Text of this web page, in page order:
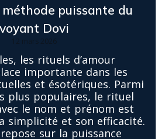
méthode puissante du
voyant Dovi
les rituels d’amour
importante dans les
et ésotériques. Parmi
plus populaires, le rituel
le nom et prénom est
simplicité et son efficacité.
sur la puissance